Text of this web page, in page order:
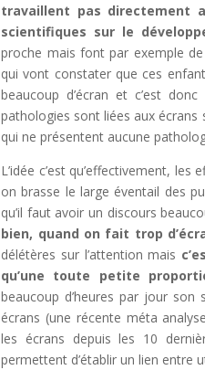
travaillent pas directement
scientifiques sur le
proche mais font par exemple
qui vont constater que ces
beaucoup d’écran et c’est
pathologies sont liées aux écrans
qui ne présentent aucune
L’idée c’est qu’effectivement,
on brasse le large éventail des
qu’il faut avoir un discours
bien, quand on fait trop
délétères sur l’attention mais
qu’une toute petite
beaucoup d’heures par jour
écrans (une récente méta
les écrans depuis les 10
permettent d’établir un lien entre